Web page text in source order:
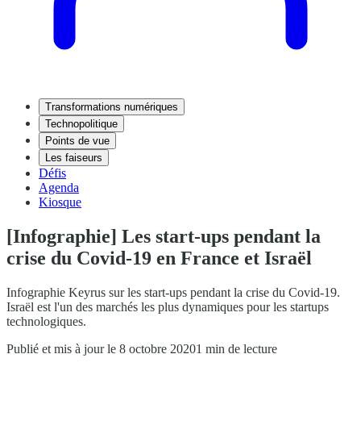
Transformations numériques
Technopolitique
Points de vue
Les faiseurs
Défis
Agenda
Kiosque
[Infographie] Les start-ups pendant la
crise du Covid-19 en France et Israël
Infographie Keyrus sur les start-ups pendant la crise du Covid-19.
Israël est l'un des marchés les plus dynamiques pour les startups
technologiques.
Publié et mis à jour le 8 octobre 20201 min de lecture